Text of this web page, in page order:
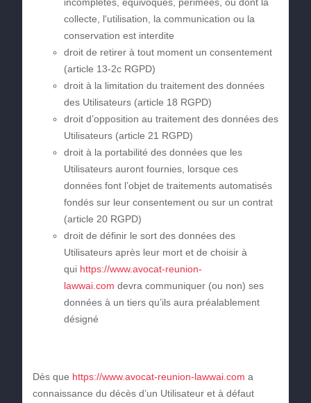
collecte, l'utilisation, la communication ou la
conservation est interdite
droit de retirer à tout moment un consentement
(article 13-2c RGPD)
droit à la limitation du traitement des données
des Utilisateurs (article 18 RGPD)
droit d’opposition au traitement des données des
Utilisateurs (article 21 RGPD)
droit à la portabilité des données que les
Utilisateurs auront fournies, lorsque ces
données font l’objet de traitements automatisés
fondés sur leur consentement ou sur un contrat
(article 20 RGPD)
droit de définir le sort des données des
Utilisateurs après leur mort et de choisir à
qui https://www.avocat-reunion-
lawwai.com devra communiquer (ou non) ses
données à un tiers qu’ils aura préalablement
désigné
Dès que https://www.avocat-reunion-lawwai.com a
connaissance du décès d’un Utilisateur et à défaut